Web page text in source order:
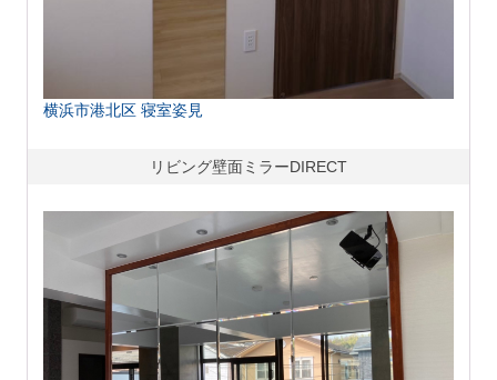
横浜市港北区 寝室姿見
リビング壁面ミラーDIRECT